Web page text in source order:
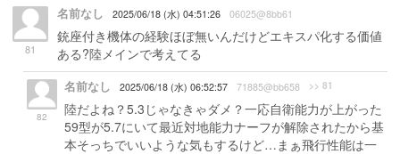
81
名前なし 2025/06/18 (水) 04:51:26 06025@8bb61
銃座付き機体の経験ほぼ無いんだけどエキスパ化する価値
ある?陸メインで考えてる
82
名前なし 2025/06/18 (水) 06:52:57 71885@bb658 >> 81
陸だよね？5.3じゃなきゃダメ？一応自衛能力が上がった
59型が5.7にいて最近対地能力ナーフが解除されたから基
本そっちでいいような気もするけど…まぁ飛行性能は一